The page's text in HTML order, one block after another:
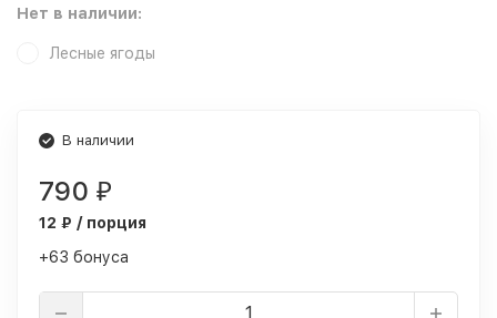
Нет в наличии:
Лесные ягоды
В наличии
790 ₽
12 ₽ / порция
+63 бонуса